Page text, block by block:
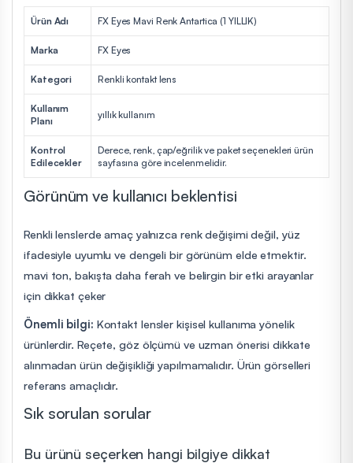
Ürün Adı FX Eyes Mavi Renk Antartica (1 YILLIK)
Marka FX Eyes
Kategori Renkli kontakt lens
Kullanım
Planı
yıllık kullanım
Kontrol
Edilecekler
Derece, renk, çap/eğrilik ve paket seçenekleri ürün
sayfasına göre incelenmelidir.
Görünüm ve kullanıcı beklentisi
Renkli lenslerde amaç yalnızca renk değişimi değil, yüz
ifadesiyle uyumlu ve dengeli bir görünüm elde etmektir.
mavi ton, bakışta daha ferah ve belirgin bir etki arayanlar
için dikkat çeker
Önemli bilgi: Kontakt lensler kişisel kullanıma yönelik
ürünlerdir. Reçete, göz ölçümü ve uzman önerisi dikkate
alınmadan ürün değişikliği yapılmamalıdır. Ürün görselleri
referans amaçlıdır.
Sık sorulan sorular
Bu ürünü seçerken hangi bilgiye dikkat